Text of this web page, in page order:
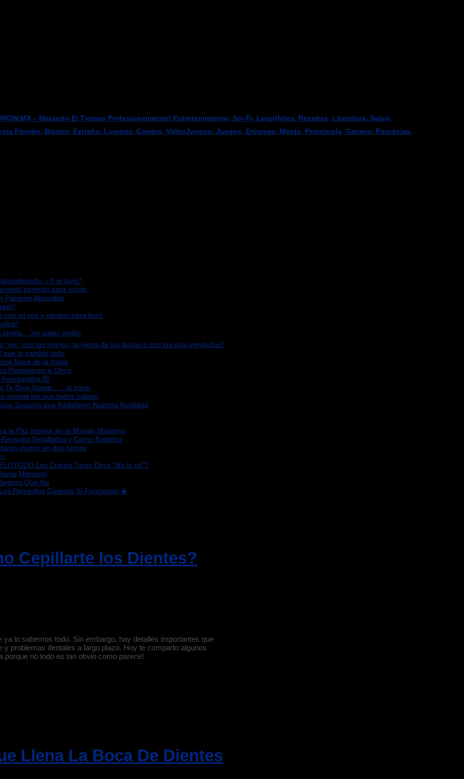
WOW.MX – Matando El Tiempo Profesionalmente! Entretenimiento, Sci-Fi, LoopHoles, Reseñas, Literatura, Salud,
Ficción, Bizarro, Extraño, Locuras, Comics, VideoJuegos, Juegos, Enigmas, Mente, Psicología, Gamers, Paradojas,
¿Y el tuyo?
permiso para existir.
Parecen Absurdas
con mi voz y version para leer)
inglés… sin saber inglés
con las manos, la yema de los dedos o con los ojos vendados?
que lo cambió todo
Nace de la Nada
Pertenecen a Otros
🤯
Te Deja Ganar……al Inicio
mental del que todos hablan
Sociales que Redefinen Nuestra Realidad
la Paz Interior en el Mundo Moderno
Detallados y Cómo Evitarlos
dormir en dos turnos
Les Cuesta Tanto Decir “No lo sé”?
Moneda!
Que No
Remedios Caseros SÍ Funcionan 🍵
Cepillarte los Dientes?
lo sabemos todo. Sin embargo, hay detalles importantes que
problemas dentales a largo plazo. Hoy te comparto algunos
porque no todo es tan obvio como parece!
Llena La Boca De Dientes